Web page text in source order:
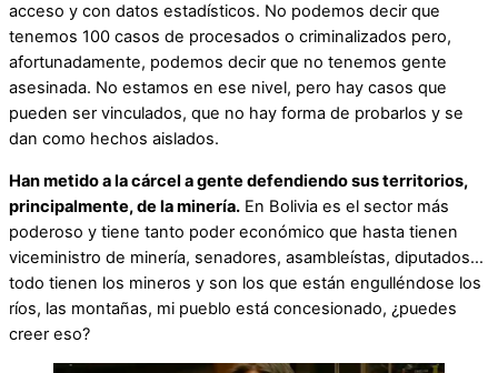
acceso y con datos estadísticos. No podemos decir que
tenemos 100 casos de procesados o criminalizados pero,
afortunadamente, podemos decir que no tenemos gente
asesinada. No estamos en ese nivel, pero hay casos que
pueden ser vinculados, que no hay forma de probarlos y se
dan como hechos aislados.
Han metido a la cárcel a gente defendiendo sus territorios,
principalmente, de la minería. En Bolivia es el sector más
poderoso y tiene tanto poder económico que hasta tienen
viceministro de minería, senadores, asambleístas, diputados…
todo tienen los mineros y son los que están engulléndose los
ríos, las montañas, mi pueblo está concesionado, ¿puedes
creer eso?